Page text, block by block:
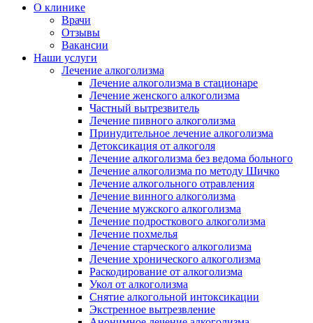
О клинике
Врачи
Отзывы
Вакансии
Наши услуги
Лечение алкоголизма
Лечение алкоголизма в стационаре
Лечение женского алкоголизма
Частный вытрезвитель
Лечение пивного алкоголизма
Принудительное лечение алкоголизма
Детоксикация от алкоголя
Лечение алкоголизма без ведома больного
Лечение алкоголизма по методу Шичко
Лечение алкогольного отравления
Лечение винного алкоголизма
Лечение мужского алкоголизма
Лечение подросткового алкоголизма
Лечение похмелья
Лечение старческого алкоголизма
Лечение хронического алкоголизма
Раскодирование от алкоголизма
Укол от алкоголизма
Снятие алкогольной интоксикации
Экстренное вытрезвление